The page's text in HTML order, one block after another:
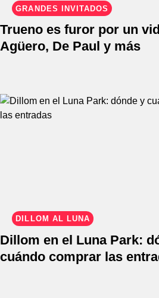
GRANDES INVITADOS
Trueno es furor por un
Agüero, De Paul y más
DILLOM AL LUNA
Dillom en el Luna Park:
cuándo comprar las